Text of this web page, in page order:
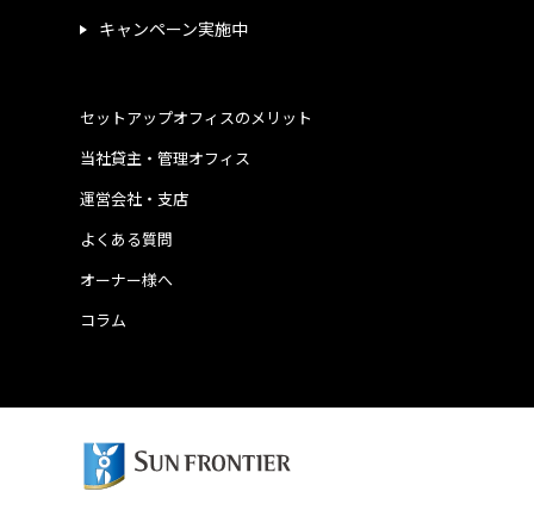
キャンペーン実施中
運営会社・支店
よくある質問
当社貸主・管理オフィス
オーナー様へ
コラム
セットアップオフィスのメリット